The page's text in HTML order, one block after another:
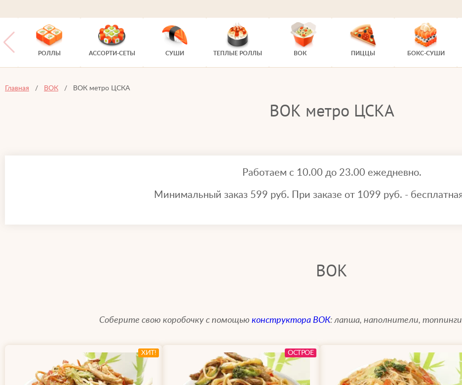
РОЛЛЫ АССОРТИ-СЕТЫ СУШИ ТЕПЛЫЕ РОЛЛЫ ВОК ПИЦЦЫ БОКС-СУШИ
Главная ВОК ВОК метро ЦСКА
ВОК метро ЦСКА
Работаем с 10.00 до 23.00 ежедневно.
Минимальный заказ 599 руб. При заказе от 1099 руб. -
ВОК
Соберите свою коробочку с помощью конструктора ВОК: лапша, наполнители,
ХИТ! ОСТРОЕ